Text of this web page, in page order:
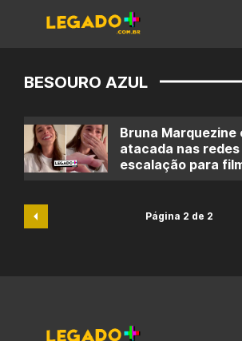
BESOURO AZUL
Bruna Marquezine
atacada nas
escalação para
Página 2 de 2